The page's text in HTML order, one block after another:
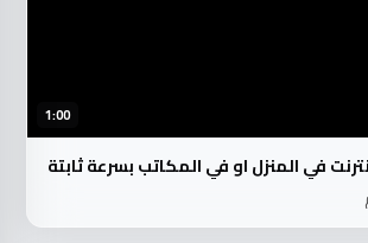
1:00
في المنزل او في المكاتب بسرعة ثابتة